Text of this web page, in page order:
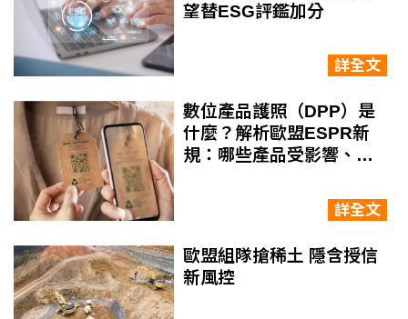
望替ESG評鑑加分
詳全文
數位產品護照（DPP）是
什麼？解析歐盟ESPR新
規：哪些產品受影響、企
詳全文
歐盟組隊搶稀土 隱含授信
新風控